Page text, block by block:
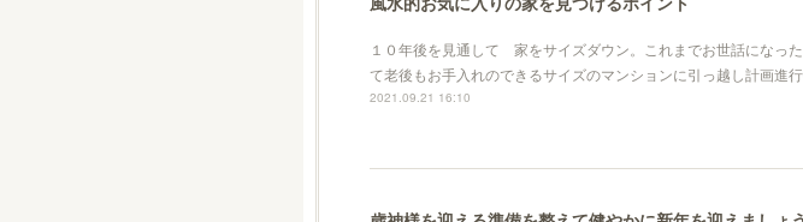
１０年後を見通して 家をサイズダウン。これまでお世話になっ
て老後もお手入れのできるサイズのマンションに引っ越し計画進
2021.09.21 16:10